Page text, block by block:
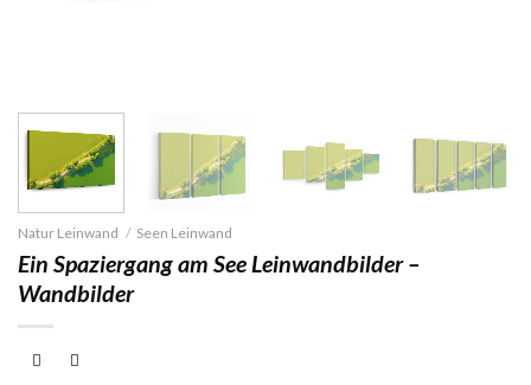
Natur Leinwand / Seen Leinwand
Ein Spaziergang am See Leinwandbilder –
Wandbilder